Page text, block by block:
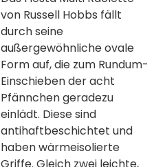
von Russell Hobbs fällt
durch seine
außergewöhnliche ovale
Form auf, die zum Rundum-
Einschieben der acht
Pfännchen geradezu
einlädt. Diese sind
antihaftbeschichtet und
haben wärmeisolierte